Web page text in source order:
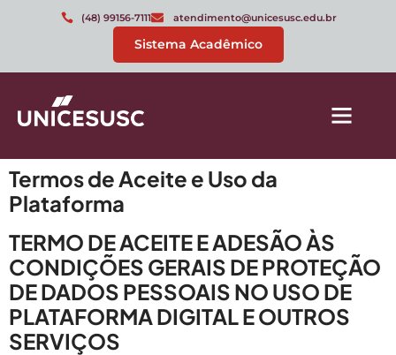
(48) 99156-7111 atendimento@unicesusc.edu.br
Sistema Acadêmico
Termos de Aceite e Uso da
Plataforma
TERMO DE ACEITE E ADESÃO ÀS
CONDIÇÕES GERAIS DE PROTEÇÃO
DE DADOS PESSOAIS NO USO DE
PLATAFORMA DIGITAL E OUTROS
SERVIÇOS